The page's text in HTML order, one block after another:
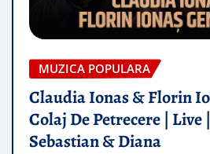
MUZICA POPULARA
Claudia Ionas & Florin
Colaj De Petrecere | Live
Sebastian & Diana